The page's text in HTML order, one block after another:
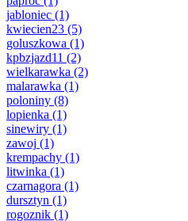
jabloniec (1)
kwiecien23 (5)
goluszkowa (1)
kpbzjazd11 (2)
wielkarawka (2)
malarawka (1)
poloniny (8)
lopienka (1)
sinewiry (1)
zawoj (1)
krempachy (1)
litwinka (1)
czarnagora (1)
dursztyn (1)
rogoznik (1)